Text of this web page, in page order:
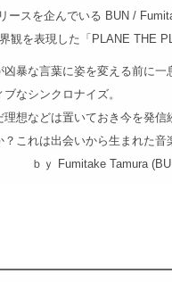
ースを企んでいる BUN /
観を表現した「PLANE THE
暴な言葉に姿を変える前に一
なシンクロナイズ。
想などは置いておき今を発信
これは出会いから生まれた音
ｂｙ Fumitake Tamura